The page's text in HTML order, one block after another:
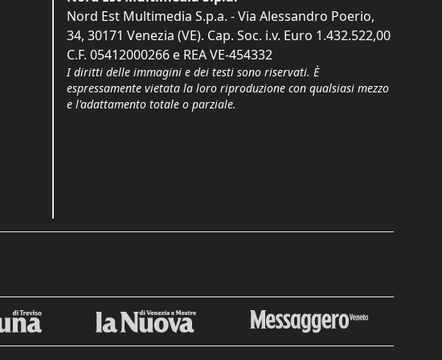
Nord Est Multimedia S.p.a. - Via Alessandro Poerio,
34, 30171 Venezia (VE). Cap. Soc. i.v. Euro 1.432.522,00
C.F. 05412000266 e REA VE-454332
I diritti delle immagini e dei testi sono riservati. È
espressamente vietata la loro riproduzione con qualsiasi mezzo
e l'adattamento totale o parziale.